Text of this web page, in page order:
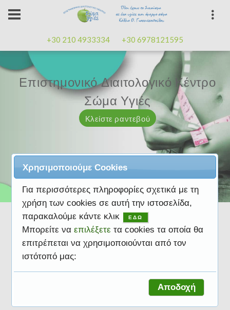
+30 210 4933334 +30 6978121595
Επαγγελματισμός, εμπειρίακαλή
διάθεση
Κλείστε ραντεβού
Επιστημονικό Διαιτολογικό Κέντρο
Σώμα Υγιές
Κλείστε ραντεβού
Μαζί μας μπορείτε
Κλείστε ραντεβού
Επαγγελματισμός, εμπειρίακαλή
διάθεση
Κλείστε ραντεβού
Επιστημονικό Διαιτολογικό Κέντρο
Σώμα Υγιές
Κλείστε ραντεβού
Χρησιμοποιούμε Cookies
Για περισσότερες πληροφορίες σχετικά με τη
χρήση των cookies σε αυτή την ιστοσελίδα,
παρακαλούμε κάντε κλικ
ΕΔΩ
Μπορείτε να επιλέξετε τα cookies τα οποία θα
επιτρέπεται να χρησιμοποιούνται από τον
ιστότοπό μας:
Αποδοχή